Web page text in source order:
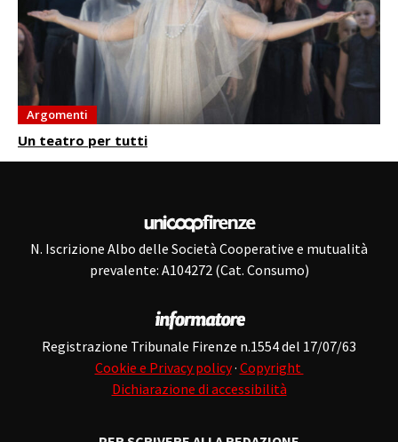
Argomenti
Un teatro per tutti
N. Iscrizione Albo delle Società Cooperative e mutualità
prevalente: A104272 (Cat. Consumo)
Registrazione Tribunale Firenze n.1554 del 17/07/63
Cookie e Privacy policy· Copyright
Dichiarazione di accessibilità